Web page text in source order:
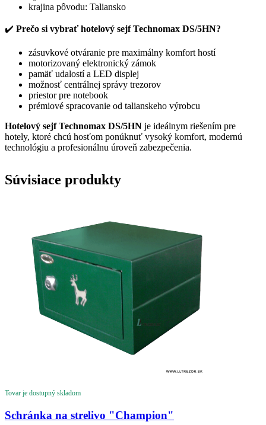
krajina pôvodu: Taliansko
✔️ Prečo si vybrať hotelový sejf Technomax DS/5HN?
zásuvkové otváranie pre maximálny komfort hostí
motorizovaný elektronický zámok
pamäť udalostí a LED displej
možnosť centrálnej správy trezorov
priestor pre notebook
prémiové spracovanie od talianskeho výrobcu
Hotelový sejf Technomax DS/5HN je ideálnym riešením pre
hotely, ktoré chcú hosťom ponúknuť vysoký komfort, modernú
technológiu a profesionálnu úroveň zabezpečenia.
Súvisiace produkty
Tovar je dostupný skladom
Schránka na strelivo "Champion"